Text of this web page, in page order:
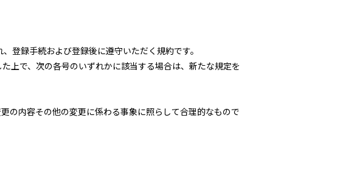
登録手続および登録後に遵守いただく規約です。
上で、次の各号のいずれかに該当する場合は、新たな規定を
の内容その他の変更に係わる事象に照らして合理的なもので